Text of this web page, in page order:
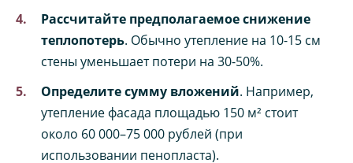
Рассчитайте предполагаемое снижение
теплопотерь. Обычно утепление на 10-15 см
стены уменьшает потери на 30-50%.
Определите сумму вложений. Например,
утепление фасада площадью 150 м² стоит
около 60 000–75 000 рублей (при
использовании пенопласта).